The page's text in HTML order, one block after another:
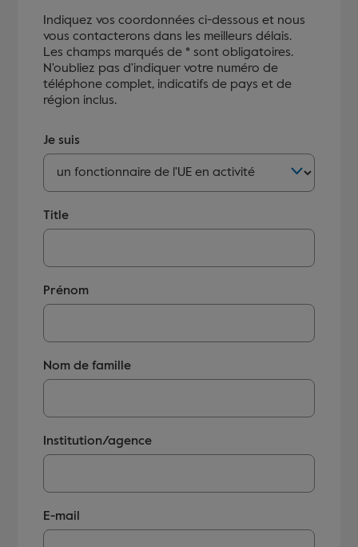
Indiquez vos coordonnées ci-dessous et nous
vous contacterons dans les meilleurs délais.
Les champs marqués de * sont obligatoires.
N'oubliez pas d'indiquer votre numéro de
téléphone complet, indicatifs de pays et de
région inclus.
Je suis
Title
Prénom
Nom de famille
Institution/agence
E-mail